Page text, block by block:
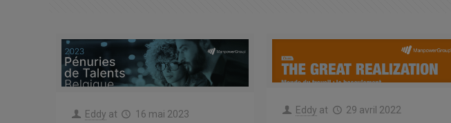
Eddy at 16 mai 2023 Eddy at 29 avril 2022